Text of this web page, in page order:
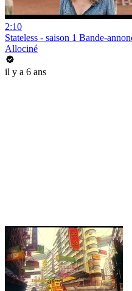
2:10
Stateless - saison 1 Bande-
Allociné
il y a 6 ans